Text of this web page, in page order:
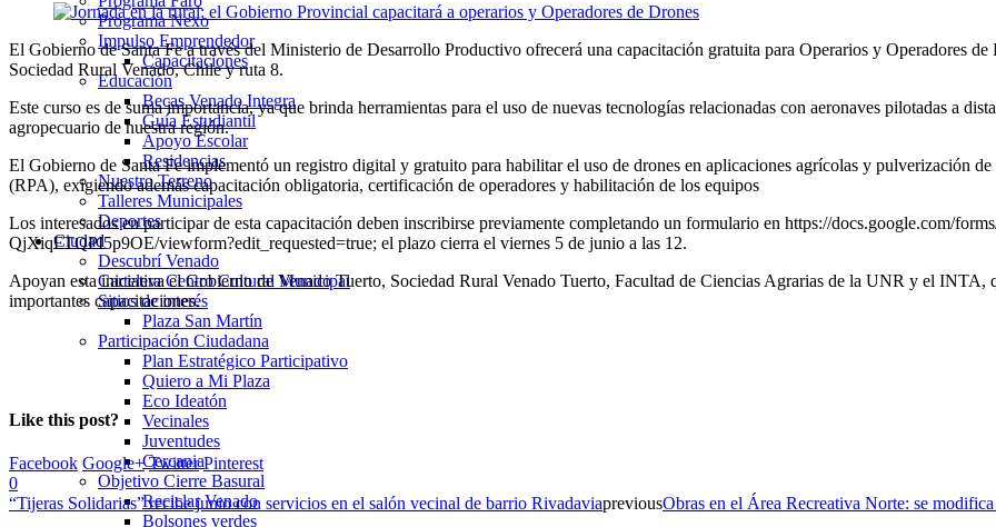
Programa Nexo
Impulso Emprendedor
Capacitaciones
Educación
Becas Venado Integra
Guía Estudiantil
Apoyo Escolar
Residencias
Nuestro Terreno
Talleres Municipales
Deportes
Ciudad
Descubrí Venado
Cartelera Centro Cultural Municipal
Sitios de interés
Plaza San Martín
Participación Ciudadana
Plan Estratégico Participativo
Quiero a Mi Plaza
Eco Ideatón
Vecinales
Juventudes
Cercania
Objetivo Cierre Basural
Reciclar Venado
Bolsones verdes
El Gobierno de Santa Fe a través del Ministerio de Desarrollo Productivo ofrecerá una capacitación gratuita para Operarios y Operadores
Sociedad Rural Venado, Chile y ruta 8.
Este curso es de suma importancia, ya que brinda herramientas para el uso de nuevas tecnologías relacionadas con aeronaves pilotadas a
agropecuario de nuestra región.
El Gobierno de Santa Fe implementó un registro digital y gratuito para habilitar el uso de drones en aplicaciones agrícolas y pulverización
(RPA), exigiendo además capacitación obligatoria, certificación de operadores y habilitación de los equipos
Los interesados en participar de esta capacitación deben inscribirse previamente completando un formulario en https://docs.google.com/
QjXiqFTQPI5p9OE/viewform?edit_requested=true; el plazo cierra el viernes 5 de junio a las 12.
Apoyan esta iniciativa el Gobierno de Venado Tuerto, Sociedad Rural Venado Tuerto, Facultad de Ciencias Agrarias de la UNR y el INTA,
importantes capacitaciones.
Like this post?
Facebook Google+ Twitter Pinterest
0
“Tijeras Solidarias” recibe junio con servicios en el salón vecinal de barrio RivadaviapreviousObras en el Área Recreativa Norte: se